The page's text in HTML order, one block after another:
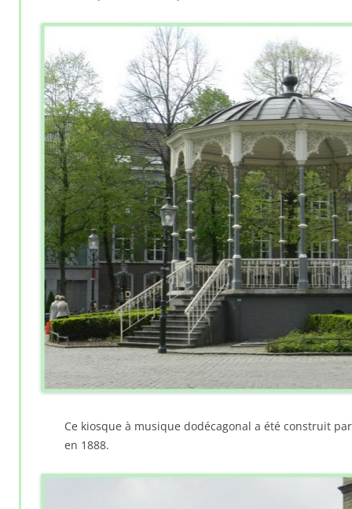
Ce kiosque à musique dodécagonal a été construit par
en 1888.